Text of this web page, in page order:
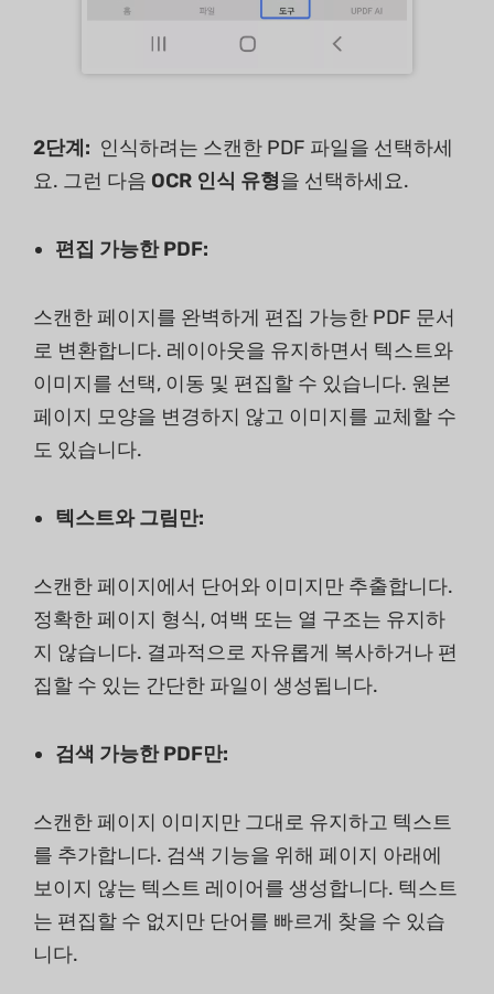
2단계: 인식하려는 스캔한 PDF 파일을 선택하세
요. 그런 다음 OCR 인식 유형을 선택하세요.
편집 가능한 PDF:
스캔한 페이지를 완벽하게 편집 가능한 PDF 문서
로 변환합니다. 레이아웃을 유지하면서 텍스트와
이미지를 선택, 이동 및 편집할 수 있습니다. 원본
페이지 모양을 변경하지 않고 이미지를 교체할 수
도 있습니다.
텍스트와 그림만:
스캔한 페이지에서 단어와 이미지만 추출합니다.
정확한 페이지 형식, 여백 또는 열 구조는 유지하
지 않습니다. 결과적으로 자유롭게 복사하거나 편
집할 수 있는 간단한 파일이 생성됩니다.
검색 가능한 PDF만:
스캔한 페이지 이미지만 그대로 유지하고 텍스트
를 추가합니다. 검색 기능을 위해 페이지 아래에
보이지 않는 텍스트 레이어를 생성합니다. 텍스트
는 편집할 수 없지만 단어를 빠르게 찾을 수 있습
니다.